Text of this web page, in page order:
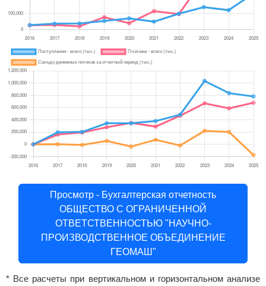
Просмотр - Бухгалтерская отчетность
ОБЩЕСТВО С ОГРАНИЧЕННОЙ
ОТВЕТСТВЕННОСТЬЮ "НАУЧНО-
ПРОИЗВОДСТВЕННОЕ ОБЪЕДИНЕНИЕ
ГЕОМАШ"
* Все расчеты при вертикальном и горизонтальном анализе